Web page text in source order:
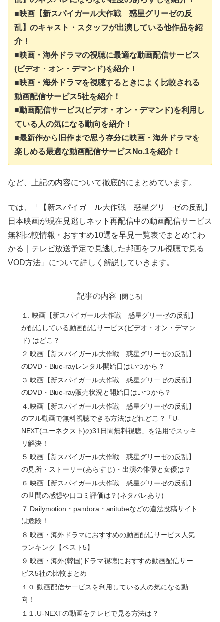
■映画【新スパイガール大作戦 惑星グリーゼの反
乱】のキャスト・スタッフが出演している他作品を紹
介！
■映画・海外ドラマの視聴に最適な動画配信サービス
(ビデオ・オン・デマンド)を紹介！
■映画・海外ドラマを視聴するときによく比較される
動画配信サービス5社を紹介！
■動画配信サービス(ビデオ・オン・デマンド)を利用し
ている人の気になる動向を紹介！
■最新作から旧作まで思う存分に映画・海外ドラマを
楽しめる最適な動画配信サービスNo.1を紹介！
など、上記の内容について徹底的にまとめています。
では、「【新スパイガール大作戦 惑星グリーゼの反乱】
日本映画が現在見逃しネット再配信中の動画配信サービス
無料比較情報・おすすめ10選を早見一覧表でまとめてわ
かる｜テレビ放送予定で見逃した邦画をフル視聴で見る
VOD方法」について詳しく解説していきます。
記事の内容
１. 映画【新スパイガール大作戦 惑星グリーゼの反乱】
が配信している動画配信サービス(ビデオ・オン・デマン
ド) はどこ？
２.映画【新スパイガール大作戦 惑星グリーゼの反乱】
のDVD・Blue-rayレンタル開始日はいつから？
３.映画【新スパイガール大作戦 惑星グリーゼの反乱】
のDVD・Blue-ray販売状況と開始日はいつから？
４.映画【新スパイガール大作戦 惑星グリーゼの反乱】
のフル動画で無料視聴できる方法はどれどこ？「U-
NEXT(ユーネクスト)の31日間無料視聴」を活用でスッキ
リ解決！
５.映画【新スパイガール大作戦 惑星グリーゼの反乱】
の見所・ストーリー(あらすじ)・出演の俳優と女優は？
６.映画【新スパイガール大作戦 惑星グリーゼの反乱】
の世間の感想や口コミ評価は？(ネタバレあり)
７.Dailymotion・pandora・anitubeなどの違法投稿サイト
は危険！
８.映画・海外ドラマにおすすめの動画配信サービス人気
ランキング【ベスト5】
９.映画・海外(韓国)ドラマ視聴におすすめ動画配信サー
ビス5社の比較まとめ
１０.動画配信サービスを利用している人の気になる動
向！
１１.U-NEXTの動画をテレビで見る方法は？